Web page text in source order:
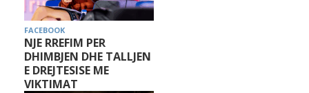
FACEBOOK
NJE RREFIM PER
DHIMBJEN DHE TALLJEN
E DREJTESISE ME
VIKTIMAT